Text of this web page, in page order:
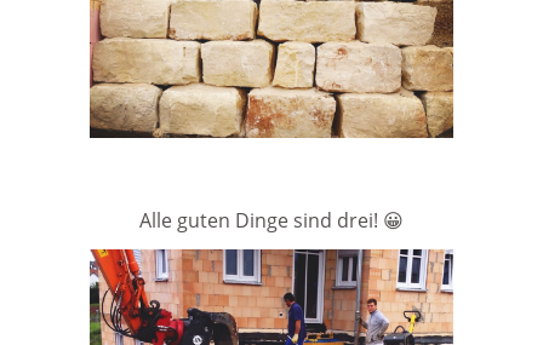
Alle guten Dinge sind drei! 😀